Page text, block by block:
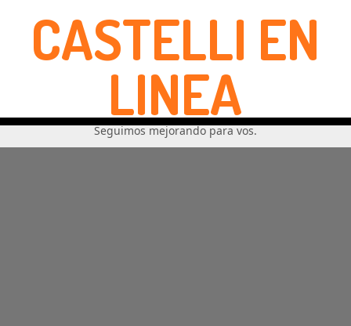
CASTELLI EN
LINEA
Seguimos mejorando para vos.